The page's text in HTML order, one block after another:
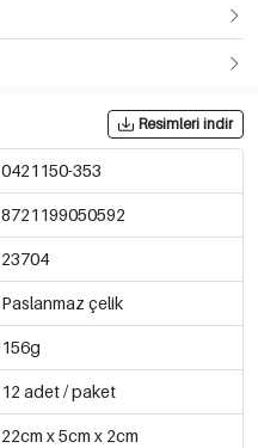
Resimleri indir
0421150-353
8721199050592
23704
Paslanmaz çelik
156g
12 adet / paket
22cm x 5cm x 2cm